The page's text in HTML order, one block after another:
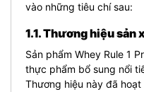
vào những tiêu chí sau:
1.1. Thương hiệu sản
Sản phẩm Whey Rule 1
thực phẩm bổ sung nổi
Thương hiệu này đã